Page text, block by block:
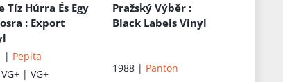
Tíz Húrra És Egy
: Export
| Pepita
VG+ | VG+
Pražský Výběr :
Black Labels Vinyl
1988 | Panton